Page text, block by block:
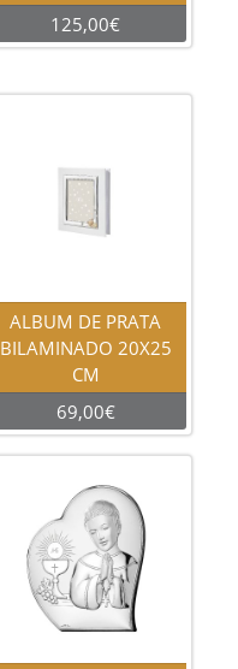
125,00€
ALBUM DE PRATA
BILAMINADO 20X25
CM
69,00€